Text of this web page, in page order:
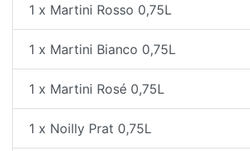
1 x Martini Rosso 0,75L
1 x Martini Bianco 0,75L
1 x Martini Rosé 0,75L
1 x Noilly Prat 0,75L